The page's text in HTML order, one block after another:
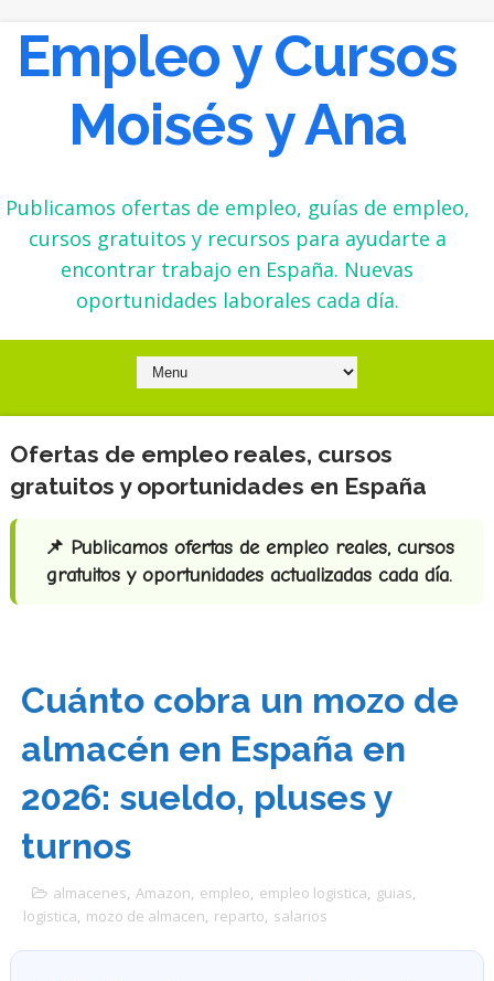
Empleo y Cursos
Moisés y Ana
Publicamos ofertas de empleo, guías de empleo,
cursos gratuitos y recursos para ayudarte a
encontrar trabajo en España. Nuevas
oportunidades laborales cada día.
Ofertas de empleo reales, cursos
gratuitos y oportunidades en España
📌 Publicamos ofertas de empleo reales, cursos
gratuitos y oportunidades actualizadas cada día.
Cuánto cobra un mozo de
almacén en España en
2026: sueldo, pluses y
turnos
almacenes, Amazon, empleo, empleo logistica, guias,
logistica, mozo de almacen, reparto, salarios